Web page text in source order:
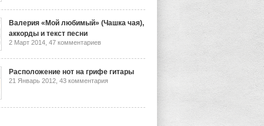
Валерия «Мой любимый» (Чашка чая),
аккорды и текст песни
2 Март 2014, 47 комментариев
Расположение нот на грифе гитары
21 Январь 2012, 43 комментария